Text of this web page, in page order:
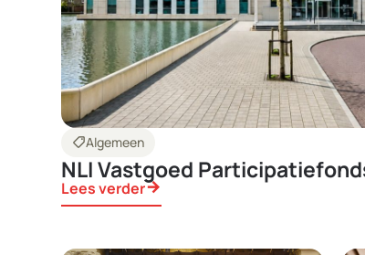
shoppingmodeAlgemeen
NLI Vastgoed
Lees verderarrow_forward